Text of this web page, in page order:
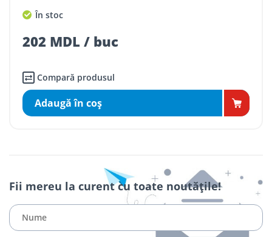
În stoc
202 MDL / buc
Compară produsul
Adaugă în coş
Fii mereu la curent cu toate noutățile!